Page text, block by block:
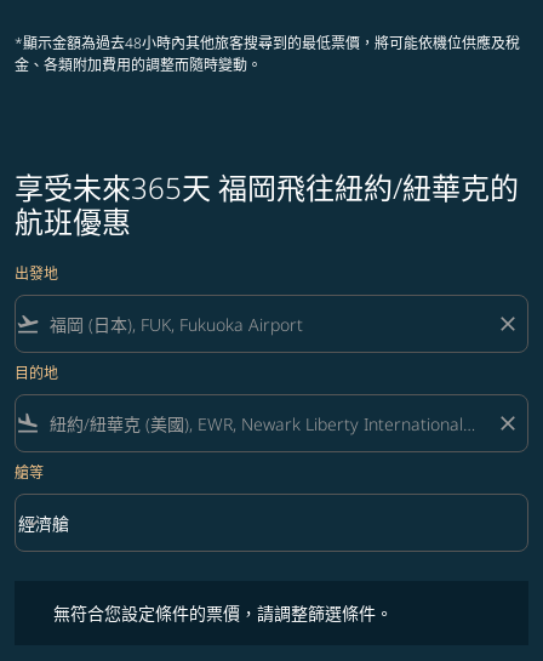
*顯示金額為過去48小時內其他旅客搜尋到的最低票價，將可能依機位供應及稅
金、各類附加費用的調整而隨時變動。
享受未來365天 福岡飛往紐約/紐華克的
航班優惠
出發地
flight_takeoff close
目的地
flight_land close
艙等
艙等 option 經濟艙 Selected
經濟艙
keyboard_arrow_down
無符合您設定條件的票價，請調整篩選條件。